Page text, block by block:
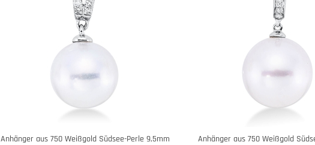
Anhänger aus 750 Weißgold Südsee-Perle 9,5mm
Anhänger aus 750 Weißgold